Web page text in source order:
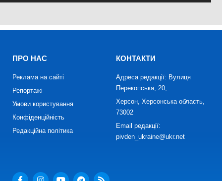
ПРО НАС
Реклама на сайті
Репортажі
Умови користування
Конфіденційність
Редакційна політика
КОНТАКТИ
Адреса редакції: Вулиця
Перекопська, 20,
Херсон, Херсонська область,
73002
Email редакції:
pivden_ukraine@ukr.net